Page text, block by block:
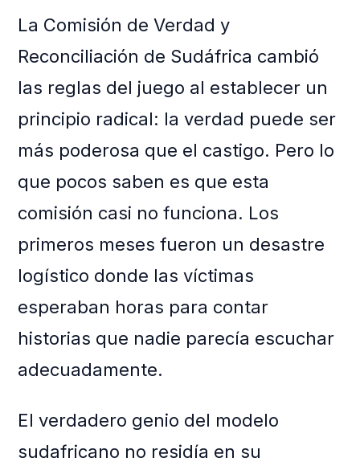
La Comisión de Verdad y
Reconciliación de Sudáfrica cambió
las reglas del juego al establecer un
principio radical: la verdad puede ser
más poderosa que el castigo. Pero lo
que pocos saben es que esta
comisión casi no funciona. Los
primeros meses fueron un desastre
logístico donde las víctimas
esperaban horas para contar
historias que nadie parecía escuchar
adecuadamente.
El verdadero genio del modelo
sudafricano no residía en su